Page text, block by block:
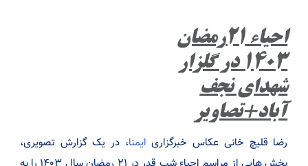
احیاء ۲۱رمضان
۱۴۰۳ در گلزار
شهدای نجف
آباد+تصاویر
رضا قلیچ خانی عکاس خبرگزاری ایمنا، در یک گزارش تصویری،